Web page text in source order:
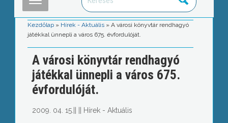
Kezdőlap » Hírek - Aktuális »A városi könyvtár rendhagyó
játékkal ünnepli a város 675. évfordulóját.
A városi könyvtár rendhagyó
játékkal ünnepli a város 675.
évfordulóját.
2009. 04. 15. Hírek - Aktuális